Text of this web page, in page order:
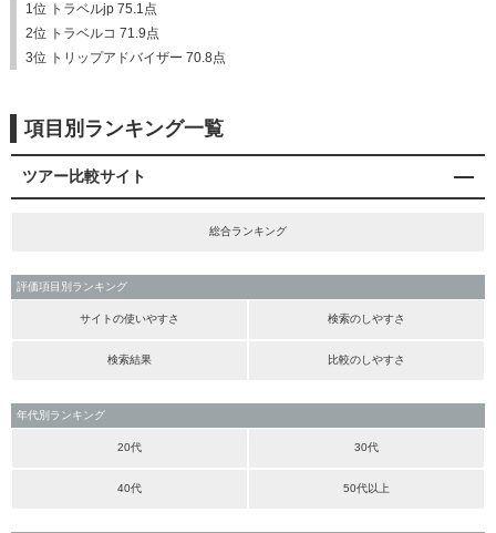
1位 トラベルjp 75.1点
2位 トラベルコ 71.9点
3位 トリップアドバイザー 70.8点
項目別ランキング一覧
ツアー比較サイト
総合ランキング
評価項目別ランキング
サイトの使いやすさ 検索のしやすさ
検索結果 比較のしやすさ
年代別ランキング
20代 30代
40代 50代以上